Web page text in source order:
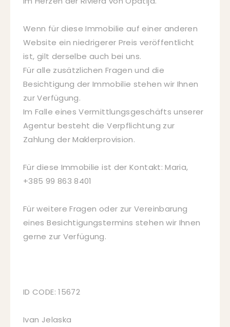
Wenn für diese Immobilie auf einer anderen
Website ein niedrigerer Preis veröffentlicht
ist, gilt derselbe auch bei uns.
Für alle zusätzlichen Fragen und die
Besichtigung der Immobilie stehen wir Ihnen
zur Verfügung.
Im Falle eines Vermittlungsgeschäfts unserer
Agentur besteht die Verpflichtung zur
Zahlung der Maklerprovision.
Für diese Immobilie ist der Kontakt: Maria,
+385 99 863 8401
Für weitere Fragen oder zur Vereinbarung
eines Besichtigungstermins stehen wir Ihnen
gerne zur Verfügung.
ID CODE: 15672
Ivan Jelaska